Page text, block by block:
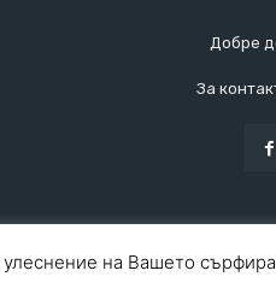
Добре
За
Общи условия |
на Вашето